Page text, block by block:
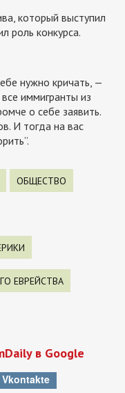
который выступил
роль конкурса.
нужно кричать, —
иммигранты из
о себе заявить.
И тогда на вас
ОБЩЕСТВО
ЕВРЕЙСТВА
в Google
Vkontakte